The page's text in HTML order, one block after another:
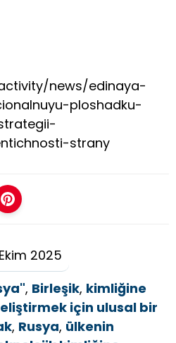
news/edinaya-
ploshadku-
strany
2025
, Birleşik, kimliğine
için ulusal bir
, Rusya, ülkenin